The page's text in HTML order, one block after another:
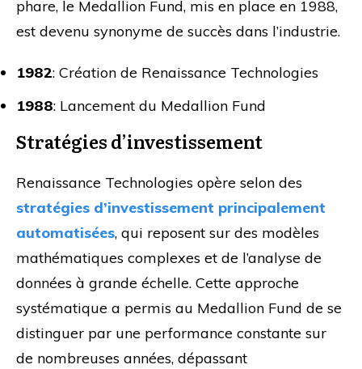
phare, le Medallion Fund, mis en place en 1988,
est devenu synonyme de succès dans l’industrie.
1982: Création de Renaissance Technologies
1988: Lancement du Medallion Fund
Stratégies d’investissement
Renaissance Technologies opère selon des
stratégies d’investissement principalement
automatisées, qui reposent sur des modèles
mathématiques complexes et de l’analyse de
données à grande échelle. Cette approche
systématique a permis au Medallion Fund de se
distinguer par une performance constante sur
de nombreuses années, dépassant